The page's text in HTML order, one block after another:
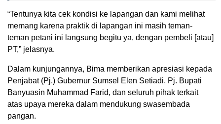
“Tentunya kita cek kondisi ke lapangan dan kami melihat
memang karena praktik di lapangan ini masih teman-
teman petani ini langsung begitu ya, dengan pembeli [atau]
PT,” jelasnya.
Dalam kunjungannya, Bima memberikan apresiasi kepada
Penjabat (Pj.) Gubernur Sumsel Elen Setiadi, Pj. Bupati
Banyuasin Muhammad Farid, dan seluruh pihak terkait
atas upaya mereka dalam mendukung swasembada
pangan.